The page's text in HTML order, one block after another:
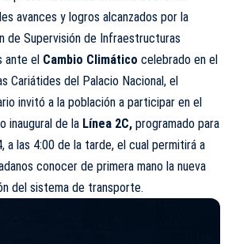
avances y logros alcanzados por la
de Supervisión de Infraestructuras
ante el Cambio Climático celebrado en el
Cariátides del Palacio Nacional, el
invitó a la población a participar en el
inaugural de la Línea 2C, programado para
a las 4:00 de la tarde, el cual permitirá a
conocer de primera mano la nueva
del sistema de transporte.